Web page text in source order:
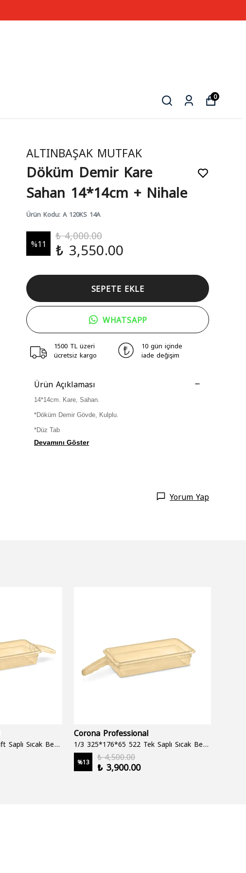
0
ALTINBAŞAK MUTFAK
Döküm Demir Kare
Sahan 14*14cm + Nihale
Ürün Kodu: A 120KS 14A
%11
₺ 4,000.00
₺ 3,550.00
SEPETE EKLE
WHATSAPP
1500 TL üzeri
ücretsiz kargo
10 gün içinde
iade değişim
Ürün Açıklaması
14*14cm. Kare, Sahan.
*Döküm Demir Gövde, Kulplu.
*Düz Tab
Devamını Göster
Yorum Yap
1/3 325*176*65 522 Çift Saplı Sıcak Bekletme Tepsisi
Corona Professional
1/3 325*176*65 522 Tek Saplı Sıcak Bekletme Tepsisi
%13
₺ 4,500.00
₺ 3,900.00